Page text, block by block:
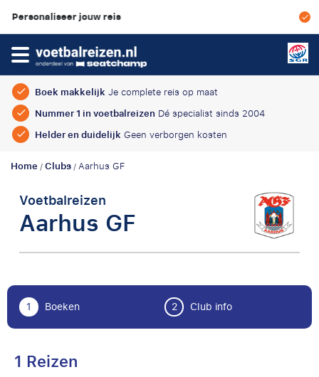
reis Scherpe prijzen
Boek makkelijk Je complete reis op maat
Nummer 1 in voetbalreizen Dé specialist sinds 2004
Helder en duidelijk Geen verborgen kosten
Home/Clubs/Aarhus GF
Voetbalreizen
Aarhus GF
1 Boeken 2 Club info
1 Reizen